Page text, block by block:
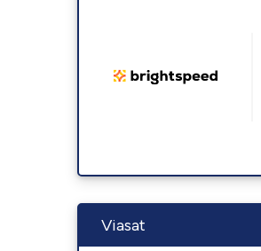
Viasat